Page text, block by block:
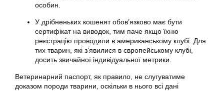
особин.
У дрібненьких кошенят обов’язково має бути
сертифікат на виводок, тим паче якщо їхню
реєстрацію проводили в американському клубі. Для
тих тварин, які з’явилися в європейському клубі,
досить звичайної індивідуальної метрики.
Ветеринарний паспорт, як правило, не слугуватиме
доказом породи тварини, оскільки в нього всі дані